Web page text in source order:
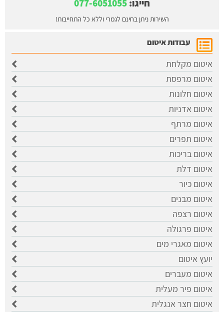
חייגו:
השירות ניתן בחינם לגמרי וללא כל התחייבות!
עבודות איטום
איטום מקלחת
איטום מרפסת
איטום חלונות
איטום אדניות
איטום מרתף
איטום תפרים
איטום בריכות
איטום דלת
איטום כיור
איטום מבנים
איטום רצפה
איטום פרגולה
איטום מאגרי מים
יועץ איטום
איטום מעברים
איטום פיר מעלית
איטום חצר אנגלית